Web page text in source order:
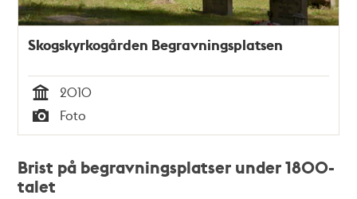
Skogskyrkogården Begravningsplatsen
Tid
2010
Typ
Foto
Brist på begravningsplatser under 1800-
talet